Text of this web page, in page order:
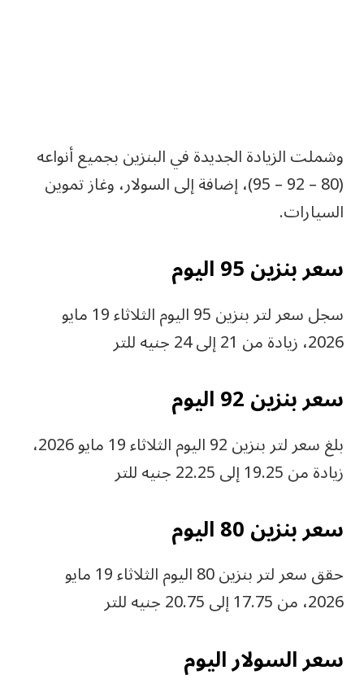
وشملت الزيادة الجديدة في البنزين بجميع أنواعه
(80 – 92 – 95)، إضافة إلى السولار، وغاز تموين
السيارات.
سعر بنزين 95 اليوم
سجل سعر لتر بنزين 95 اليوم الثلاثاء 19 مايو
2026، زيادة من 21 إلى 24 جنيه للتر
سعر بنزين 92 اليوم
بلغ سعر لتر بنزين 92 اليوم الثلاثاء 19 مايو 2026،
زيادة من 19.25 إلى 22.25 جنيه للتر
سعر بنزين 80 اليوم
حقق سعر لتر بنزين 80 اليوم الثلاثاء 19 مايو
2026، من 17.75 إلى 20.75 جنيه للتر
سعر السولار اليوم